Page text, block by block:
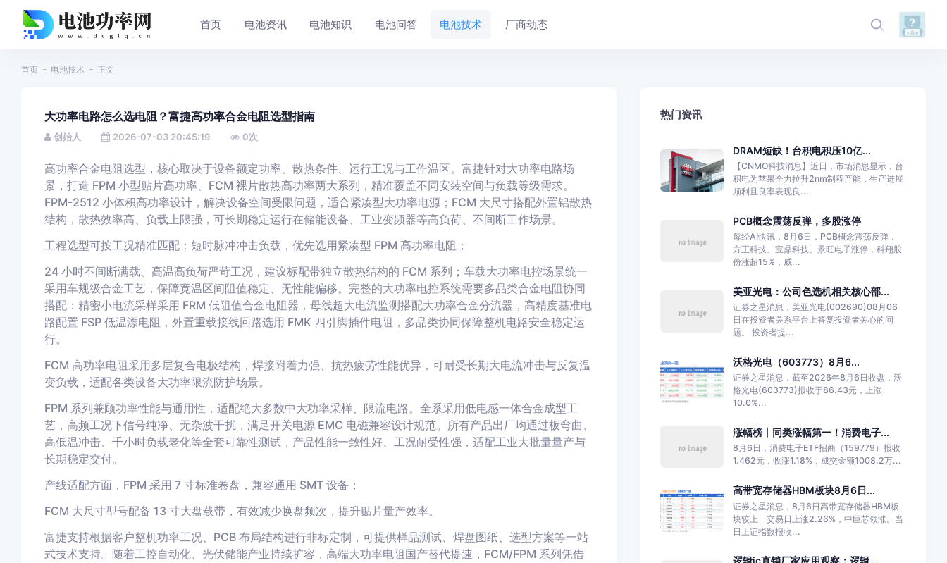
首页 电池资讯 电池知识 电池问答 电池技术 厂商动态
首页 电池技术 正文
大功率电路怎么选电阻？富捷高功率合金电阻选型指南
创始人 2026-07-03 20:45:19 0次
高功率合金电阻选型，核心取决于设备额定功率、散热条件、运行工况与工作温区。富捷针对大功率电路场
景，打造 FPM 小型贴片高功率、FCM 裸片散热高功率两大系列，精准覆盖不同安装空间与负载等级需求。
FPM-2512 小体积高功率设计，解决设备空间受限问题，适合紧凑型大功率电源；FCM 大尺寸搭配外置铝散热
结构，散热效率高、负载上限强，可长期稳定运行在储能设备、工业变频器等高负荷、不间断工作场景。
工程选型可按工况精准匹配：短时脉冲冲击负载，优先选用紧凑型 FPM 高功率电阻；
24 小时不间断满载、高温高负荷严苛工况，建议标配带独立散热结构的 FCM 系列；车载大功率电控场景统一
采用车规级合金工艺，保障宽温区间阻值稳定、无性能偏移。完整的大功率电控系统需要多品类合金电阻协同
搭配：精密小电流采样采用 FRM 低阻值合金电阻器，母线超大电流监测搭配大功率合金分流器，高精度基准电
路配置 FSP 低温漂电阻，外置重载接线回路选用 FMK 四引脚插件电阻，多品类协同保障整机电路安全稳定运
行。
FCM 高功率电阻采用多层复合电极结构，焊接附着力强、抗热疲劳性能优异，可耐受长期大电流冲击与反复温
变负载，适配各类设备大功率限流防护场景。
FPM 系列兼顾功率性能与通用性，适配绝大多数中大功率采样、限流电路。全系采用低电感一体合金成型工
艺，高频工况下信号纯净、无杂波干扰，满足开关电源 EMC 电磁兼容设计规范。所有产品出厂均通过板弯曲、
高低温冲击、千小时负载老化等全套可靠性测试，产品性能一致性好、工况耐受性强，适配工业大批量量产与
长期稳定交付。
产线适配方面，FPM 采用 7 寸标准卷盘，兼容通用 SMT 设备；
FCM 大尺寸型号配备 13 寸大盘载带，有效减少换盘频次，提升贴片量产效率。
富捷支持根据客户整机功率工况、PCB 布局结构进行非标定制，可提供样品测试、焊盘图纸、选型方案等一站
式技术支持。随着工控自动化、光伏储能产业持续扩容，高端大功率电阻国产替代提速，FCM/FPM 系列凭借
热门资讯
DRAM短缺！台积电积压10亿...
【CNMO科技消息】近日，市场消息显示，台
积电为苹果全力拉升2nm制程产能，生产进展
顺利且良率表现良...
PCB概念震荡反弹，多股涨停
每经AI快讯，8月6日，PCB概念震荡反弹，
方正科技、宝鼎科技、景旺电子涨停，科翔股
份涨超15%，威...
美亚光电：公司色选机相关核心部...
证券之星消息，美亚光电(002690)08月06
日在投资者关系平台上答复投资者关心的问
题。 投资者提...
沃格光电（603773）8月6...
证券之星消息，截至2026年8月6日收盘，沃
格光电(603773)报收于86.43元，上涨
10.0%...
涨幅榜丨同类涨幅第一！消费电子...
8月6日，消费电子ETF招商（159779）报收
1.462元，收涨1.18%，成交金额1008.2万...
高带宽存储器HBM板块8月6日...
证券之星消息，8月6日高带宽存储器HBM板
块较上一交易日上涨2.26%，中巨芯领涨。当
日上证指数报收...